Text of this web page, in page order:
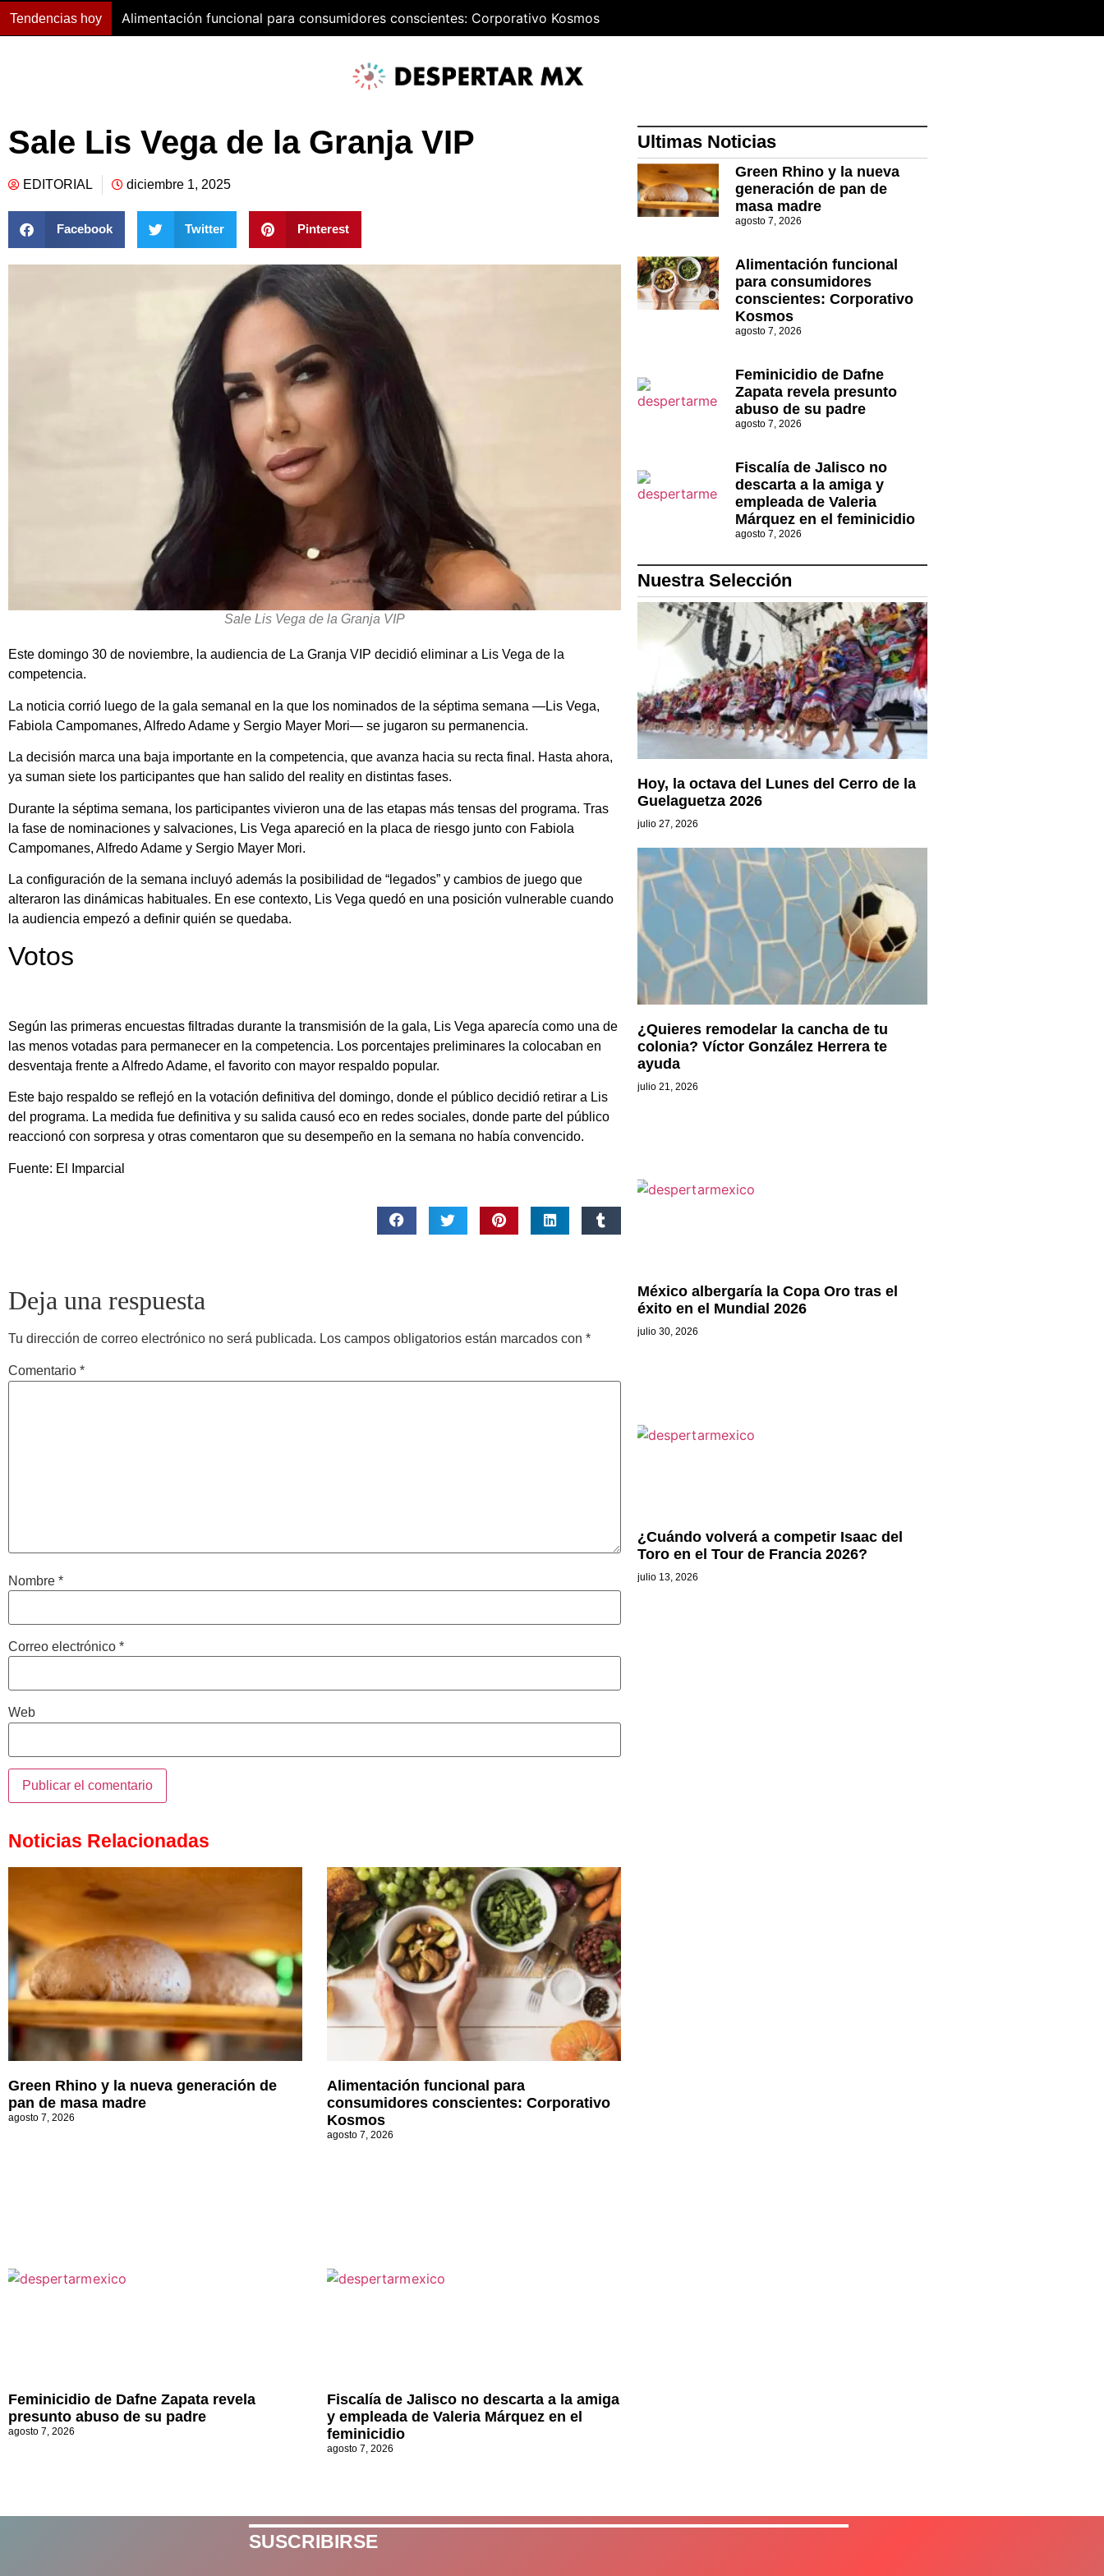
Tendencias hoy Alimentación funcional para consumidores conscientes: Corporativo Kosmos
Sale Lis Vega de la Granja VIP
EDITORIAL diciembre 1, 2025
Facebook Twitter Pinterest
Sale Lis Vega de la Granja VIP
Este domingo 30 de noviembre, la audiencia de La Granja VIP decidió eliminar a Lis Vega de la
competencia.
La noticia corrió luego de la gala semanal en la que los nominados de la séptima semana —Lis Vega,
Fabiola Campomanes, Alfredo Adame y Sergio Mayer Mori— se jugaron su permanencia.
La decisión marca una baja importante en la competencia, que avanza hacia su recta final. Hasta ahora,
ya suman siete los participantes que han salido del reality en distintas fases.
Durante la séptima semana, los participantes vivieron una de las etapas más tensas del programa. Tras
la fase de nominaciones y salvaciones, Lis Vega apareció en la placa de riesgo junto con Fabiola
Campomanes, Alfredo Adame y Sergio Mayer Mori.
La configuración de la semana incluyó además la posibilidad de “legados” y cambios de juego que
alteraron las dinámicas habituales. En ese contexto, Lis Vega quedó en una posición vulnerable cuando
la audiencia empezó a definir quién se quedaba.
Votos
Según las primeras encuestas filtradas durante la transmisión de la gala, Lis Vega aparecía como una de
las menos votadas para permanecer en la competencia. Los porcentajes preliminares la colocaban en
desventaja frente a Alfredo Adame, el favorito con mayor respaldo popular.
Este bajo respaldo se reflejó en la votación definitiva del domingo, donde el público decidió retirar a Lis
del programa. La medida fue definitiva y su salida causó eco en redes sociales, donde parte del público
reaccionó con sorpresa y otras comentaron que su desempeño en la semana no había convencido.
Fuente: El Imparcial
Deja una respuesta
Tu dirección de correo electrónico no será publicada. Los campos obligatorios están marcados con *
Comentario *
Nombre *
Correo electrónico *
Web
Noticias Relacionadas
Green Rhino y la nueva generación de
pan de masa madre
agosto 7, 2026
Alimentación funcional para
consumidores conscientes: Corporativo
Kosmos
agosto 7, 2026
Feminicidio de Dafne Zapata revela
presunto abuso de su padre
agosto 7, 2026
Fiscalía de Jalisco no descarta a la amiga
y empleada de Valeria Márquez en el
feminicidio
agosto 7, 2026
Ultimas Noticias
Green Rhino y la nueva
generación de pan de
masa madre
agosto 7, 2026
Alimentación funcional
para consumidores
conscientes: Corporativo
Kosmos
agosto 7, 2026
Feminicidio de Dafne
Zapata revela presunto
abuso de su padre
agosto 7, 2026
Fiscalía de Jalisco no
descarta a la amiga y
empleada de Valeria
Márquez en el feminicidio
agosto 7, 2026
Nuestra Selección
Hoy, la octava del Lunes del Cerro de la
Guelaguetza 2026
julio 27, 2026
¿Quieres remodelar la cancha de tu
colonia? Víctor González Herrera te
ayuda
julio 21, 2026
México albergaría la Copa Oro tras el
éxito en el Mundial 2026
julio 30, 2026
¿Cuándo volverá a competir Isaac del
Toro en el Tour de Francia 2026?
julio 13, 2026
SUSCRIBIRSE